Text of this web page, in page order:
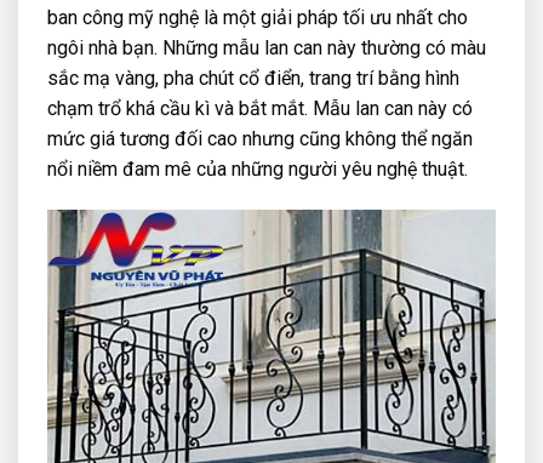
ban công mỹ nghệ là một giải pháp tối ưu nhất cho
ngôi nhà bạn. Những mẫu lan can này thường có màu
sắc mạ vàng, pha chút cổ điển, trang trí bằng hình
chạm trổ khá cầu kì và bắt mắt. Mẫu lan can này có
mức giá tương đối cao nhưng cũng không thể ngăn
nổi niềm đam mê của những người yêu nghệ thuật.